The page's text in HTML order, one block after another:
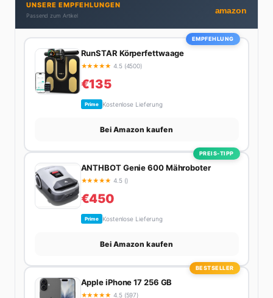
bekennende Kaffee-Süchtige (3+ Tassen am Tag,
Minimum), Podcast-Hörerin und verbringt ihre
Wochenenden am liebsten in der Natur oder auf dem
UNSERE EMPFEHLUNGEN
Passend zum Artikel
amazon
EMPFEHLUNG
RunSTAR Körperfettwaage
★★★★★ 4.5 (4500)
€135
Prime Kostenlose Lieferung
Bei Amazon kaufen
PREIS-TIPP
ANTHBOT Genie 600 Mähroboter
★★★★★ 4.5 ()
€450
Prime Kostenlose Lieferung
Bei Amazon kaufen
BESTSELLER
Apple iPhone 17 256 GB
★★★★★ 4.5 (597)